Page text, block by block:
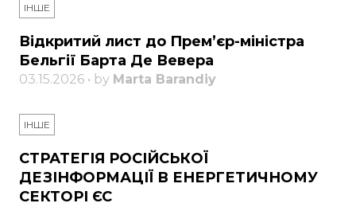
ІНШЕ
Відкритий лист до Прем’єр-міністра
Бельгії Барта Де Вевера
03.15.2026 • by Marta Barandiy
ІНШЕ
СТРАТЕГІЯ РОСІЙСЬКОЇ
ДЕЗІНФОРМАЦІЇ В ЕНЕРГЕТИЧНОМУ
СЕКТОРІ ЄС